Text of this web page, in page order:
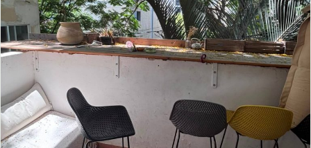
יהוד כפר סבא
כפר שמריהו
רמת השרון ארסוף
יהוד כפר סבא
כפר שמריהו